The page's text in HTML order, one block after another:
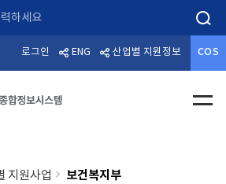
로그인 ENG 산업별 지원정보 COS
전체메
지원사업 보건복지부